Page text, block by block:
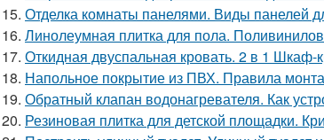
15. Отделка комнаты панелями. Виды панелей
16. Линолеумная плитка для пола.
17. Откидная двуспальная кровать. 2 в 1
18. Напольное покрытие из ПВХ. Правила
19. Обратный клапан водонагревателя. Как
20. Резиновая плитка для детской площадки.